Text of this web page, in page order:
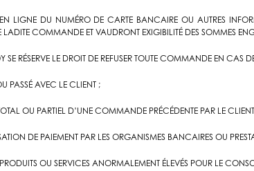
LIGNE DU NUMÉRO DE CARTE BANCAIRE OU AUTRES
LADITE COMMANDE ET VAUDRONT EXIGIBILITÉ DES SOMMES
SE RÉSERVE LE DROIT DE REFUSER TOUTE COMMANDE EN CAS
PASSÉ AVEC LE CLIENT ;
OU PARTIEL D’UNE COMMANDE PRÉCÉDENTE PAR LE
DE PAIEMENT PAR LES ORGANISMES BANCAIRES OU
OU SERVICES ANORMALEMENT ÉLEVÉS POUR LE